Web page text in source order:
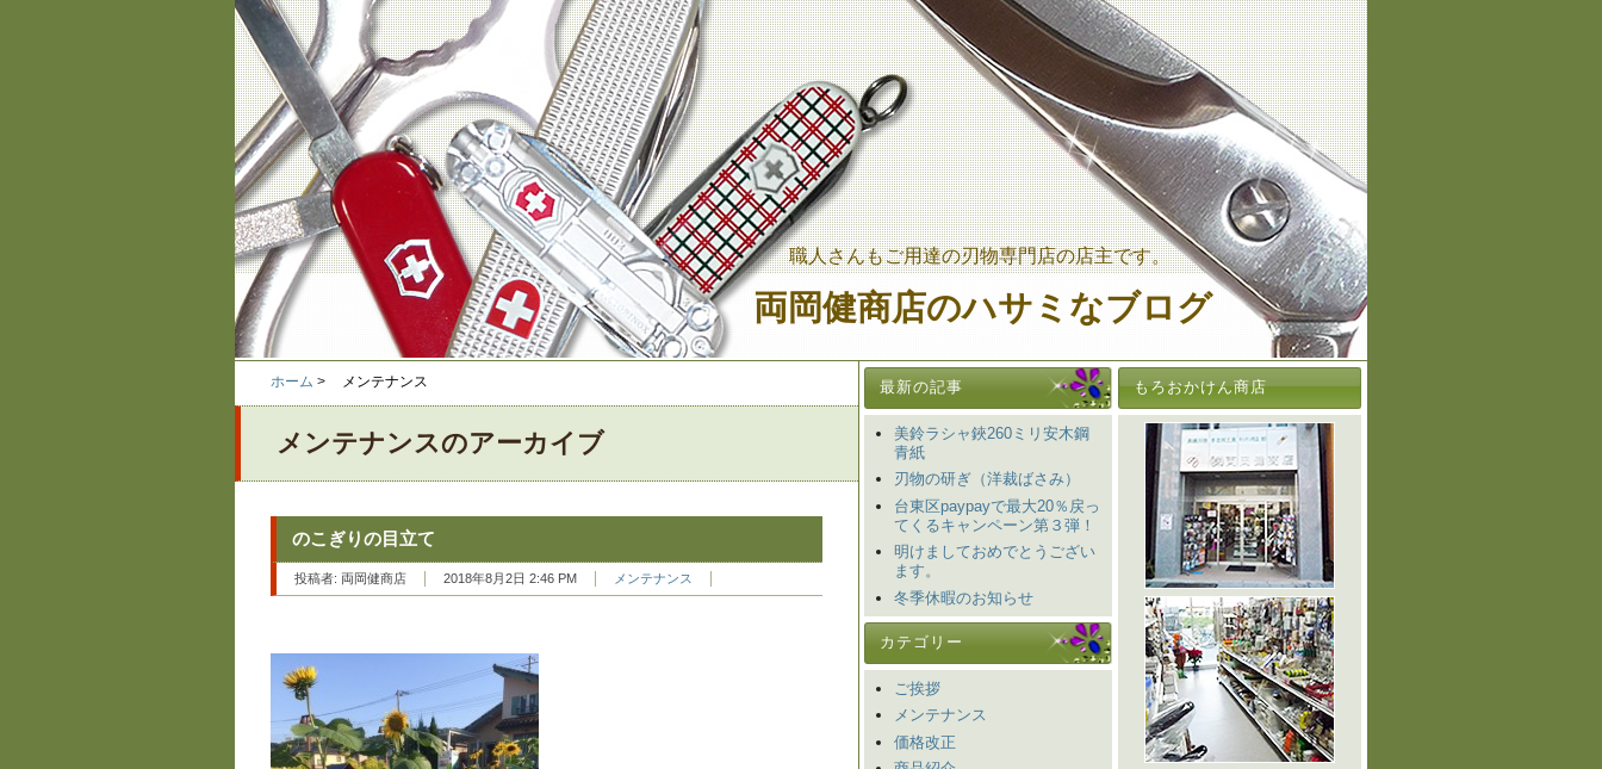
両岡健商店のハサミなブログ
職人さんもご用達の刃物専門店の店主です。
ホーム > メンテナンス
メンテナンスのアーカイブ
のこぎりの目立て
投稿者: 両岡健商店 2018年8月2日 2:46 PM メンテナンス
最新の記事
美鈴ラシャ鋏260ミリ安木鋼
青紙
刃物の研ぎ（洋裁ばさみ）
台東区paypayで最大20％戻っ
てくるキャンペーン第３弾！
明けましておめでとうござい
ます。
冬季休暇のお知らせ
カテゴリー
ご挨拶
メンテナンス
価格改正
もろおかけん商店